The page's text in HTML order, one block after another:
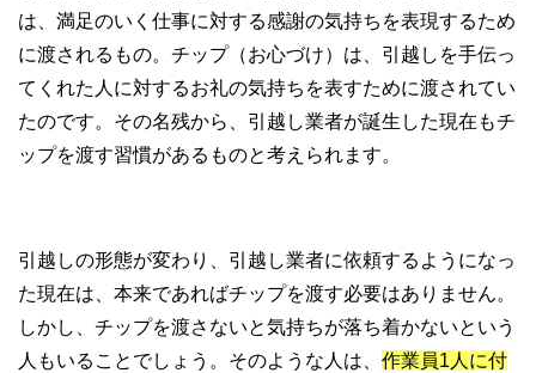
は、満足のいく仕事に対する感謝の気持ちを表現するため
に渡されるもの。チップ（お心づけ）は、引越しを手伝っ
てくれた人に対するお礼の気持ちを表すために渡されてい
たのです。その名残から、引越し業者が誕生した現在もチ
ップを渡す習慣があるものと考えられます。
引越しの形態が変わり、引越し業者に依頼するようになっ
た現在は、本来であればチップを渡す必要はありません。
しかし、チップを渡さないと気持ちが落ち着かないという
人もいることでしょう。そのような人は、 作業員1人に付